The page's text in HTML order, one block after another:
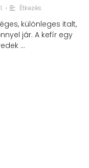
• Étkezés
különleges italt,
jár. A kefír egy
…